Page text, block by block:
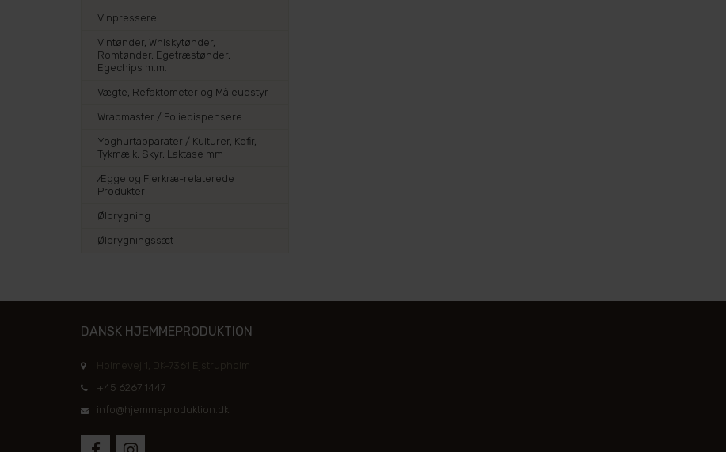
Vinpressere
Vintønder, Whiskytønder,
Romtønder, Egetræstønder,
Egechips m.m.
Vægte, Refaktometer og Måleudstyr
Wrapmaster / Foliedispensere
Yoghurtapparater / Kulturer, Kefir,
Tykmælk, Skyr, Laktase mm
Ægge og Fjerkræ-relaterede
Produkter
Ølbrygning
Ølbrygningssæt
DANSK HJEMMEPRODUKTION
Holmevej 1, DK-7361 Ejstrupholm
+45 6267 1447
info@hjemmeproduktion.dk